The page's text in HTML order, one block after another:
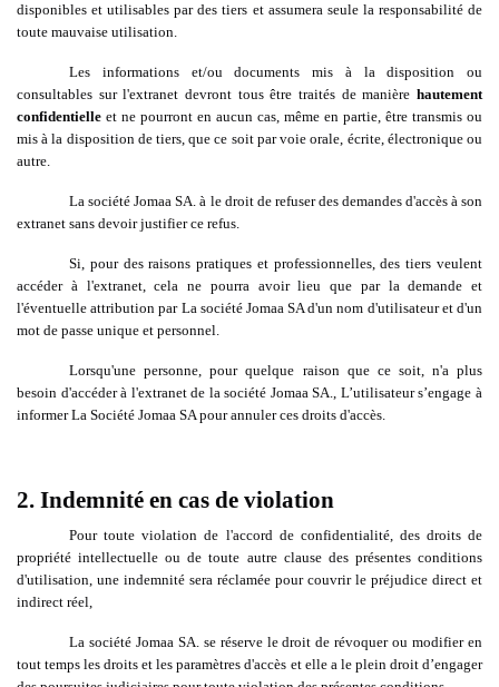
disponibles et utilisables par des tiers et assumera seule la responsabilité de
toute mauvaise utilisation.
Les informations et/ou documents mis à la disposition ou
consultables sur l'extranet devront tous être traités de manière hautement
confidentielle et ne pourront en aucun cas, même en partie, être transmis ou
mis à la disposition de tiers, que ce soit par voie orale, écrite, électronique ou
autre.
La société Jomaa SA. à le droit de refuser des demandes d'accès à son
extranet sans devoir justifier ce refus.
Si, pour des raisons pratiques et professionnelles, des tiers veulent
accéder à l'extranet, cela ne pourra avoir lieu que par la demande et
l'éventuelle attribution par La société Jomaa SA d'un nom d'utilisateur et d'un
mot de passe unique et personnel.
Lorsqu'une personne, pour quelque raison que ce soit, n'a plus
besoin d'accéder à l'extranet de la société Jomaa SA., L’utilisateur s’engage à
informer La Société Jomaa SA pour annuler ces droits d'accès.
2. Indemnité en cas de violation
Pour toute violation de l'accord de confidentialité, des droits de
propriété intellectuelle ou de toute autre clause des présentes conditions
d'utilisation, une indemnité sera réclamée pour couvrir le préjudice direct et
indirect réel,
La société Jomaa SA. se réserve le droit de révoquer ou modifier en
tout temps les droits et les paramètres d'accès et elle a le plein droit d’engager